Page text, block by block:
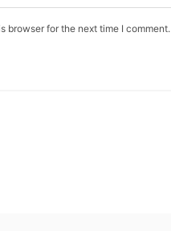
browser for the next time I comment.